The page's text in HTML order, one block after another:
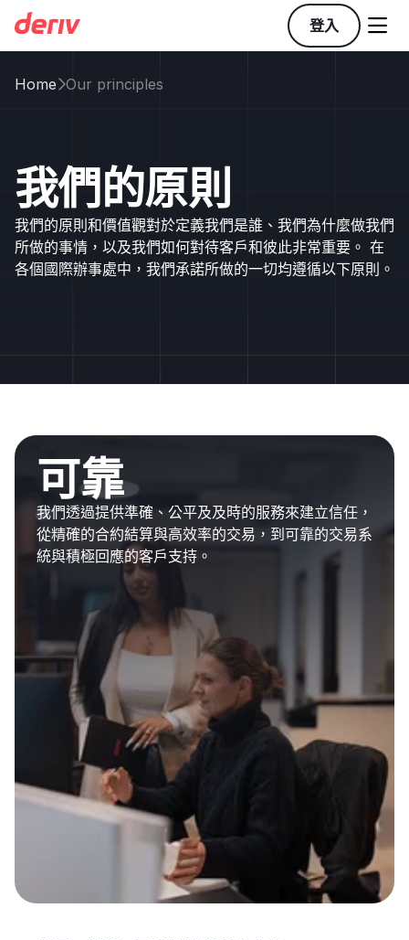
登入 
HomeOur principles
我們的原則
我們的原則和價值觀對於定義我們是誰、我們為什麼做我們
所做的事情，以及我們如何對待客戶和彼此非常重要。 在
各個國際辦事處中，我們承諾所做的一切均遵循以下原則。
可靠
我們透過提供準確、公平及及時的服務來建立信任，
從精確的合約結算與高效率的交易，到可靠的交易系
統與積極回應的客戶支持。